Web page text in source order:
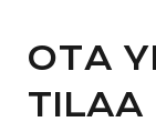
OTA
TILAA